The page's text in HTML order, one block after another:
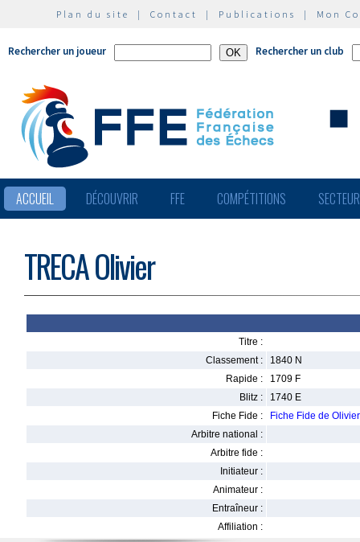
Plan du site | Contact | Publications | Mon
Rechercher un joueur Rechercher un club
ACCUEIL DÉCOUVRIR FFE COMPÉTITIONS
TRECA Olivier
Titre :
Classement :
1840 N
Rapide :
1709 F
Blitz :
1740 E
Fiche Fide :
Fiche Fide de
Arbitre national :
Arbitre fide :
Initiateur :
Animateur :
Entraîneur :
Affiliation :